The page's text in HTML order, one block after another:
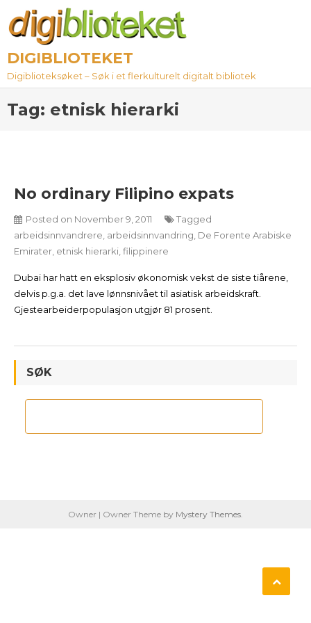
content
DIGIBLIOTEKET
Digiblioteksøket – Søk i et flerkulturelt digitalt bibliotek
Tag: etnisk hierarki
No ordinary Filipino expats
Posted on November 9, 2011
Tagged
arbeidsinnvandrere arbeidsinnvandring De Forente Arabiske
Emirater etnisk hierarki filippinere
Dubai har hatt en eksplosiv økonomisk vekst de siste tiårene,
delvis p.g.a. det lave lønnsnivået til asiatisk arbeidskraft.
Gjestearbeiderpopulasjon utgjør 81 prosent.
SØK
Owner | Owner Theme by Mystery Themes.